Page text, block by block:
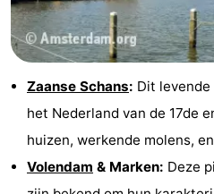
Zaanse Schans: Dit
het Nederland van de 17de
huizen, werkende molens,
Volendam & Marken: Deze